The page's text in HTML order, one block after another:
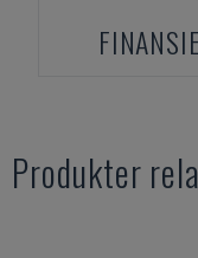
Produkter